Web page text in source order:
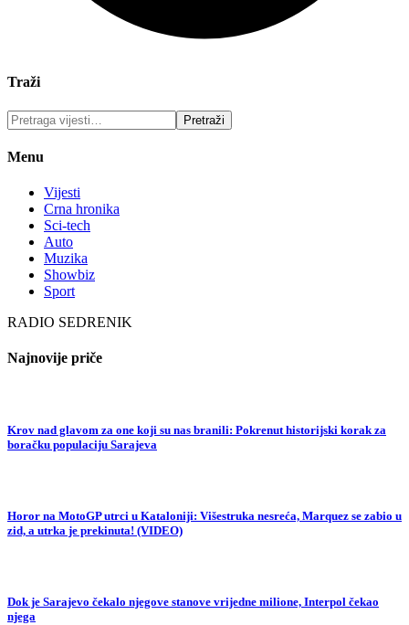
Traži
Menu
Vijesti
Crna hronika
Sci-tech
Auto
Muzika
Showbiz
Sport
RADIO SEDRENIK
Najnovije priče
Krov nad glavom za one koji su nas branili: Pokrenut historijski korak za
boračku populaciju Sarajeva
Horor na MotoGP utrci u Kataloniji: Višestruka nesreća, Marquez se zabio u
zid, a utrka je prekinuta! (VIDEO)
Dok je Sarajevo čekalo njegove stanove vrijedne milione, Interpol čekao
njega